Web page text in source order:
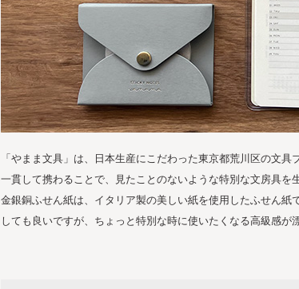
「やまま文具」は、日本生産にこだわった東京都荒川区の文
一貫して携わることで、見たことのないような特別な文房具を
金銀銅ふせん紙は、イタリア製の美しい紙を使用したふせん
しても良いですが、ちょっと特別な時に使いたくなる高級感が